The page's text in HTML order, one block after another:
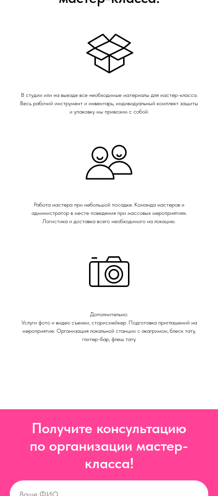
В студии или на выезде все необходимые материалы для мастер-класса.
Весь рабочий инструмент и инвентарь, индивидуальный комплект защиты
и упаковку мы привозим с собой.
Работа мастера при небольшой посадке. Команда мастеров и
администратор в месте поведения при массовых мероприятиях.
Логистика и доставка всего необходимого на локацию.
Дополнительно:
Услуги фото и видео съемки, сторисмейкер. Подготовка приглашений на
мероприятие. Организация локальной станции с акагримом, блеск тату,
глитер-бар, флеш тату.
Получите консультацию
по организации мастер-
класса!